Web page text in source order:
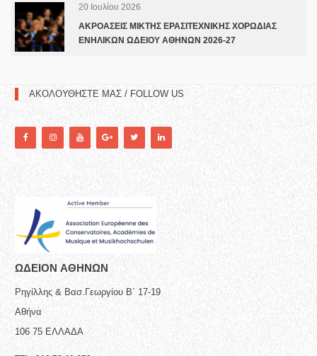
20 Ιουλίου 2026
ΑΚΡΟΑΣΕΙΣ ΜΙΚΤΗΣ ΕΡΑΣΙΤΕΧΝΙΚΗΣ ΧΟΡΩΔΙΑΣ
ΕΝΗΛΙΚΩΝ ΩΔΕΙΟΥ ΑΘΗΝΩΝ 2026-27
ΑΚΟΛΟΥΘΗΣΤΕ ΜΑΣ / FOLLOW US
ΩΔΕΙΟN ΑΘΗΝΩΝ
Ρηγίλλης & Βασ.Γεωργίου Β΄ 17-19
Αθήνα
106 75 ΕΛΛΑΔΑ